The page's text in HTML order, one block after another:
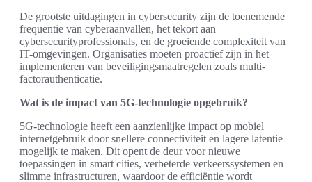
De grootste uitdagingen in cybersecurity zijn de toenemende
frequentie van cyberaanvallen, het tekort aan
cybersecurityprofessionals, en de groeiende complexiteit van
IT-omgevingen. Organisaties moeten proactief zijn in het
implementeren van beveiligingsmaatregelen zoals multi-
factorauthenticatie.
Wat is de impact van 5G-technologie opgebruik?
5G-technologie heeft een aanzienlijke impact op mobiel
internetgebruik door snellere connectiviteit en lagere latentie
mogelijk te maken. Dit opent de deur voor nieuwe
toepassingen in smart cities, verbeterde verkeerssystemen en
slimme infrastructuren, waardoor de efficiëntie wordt